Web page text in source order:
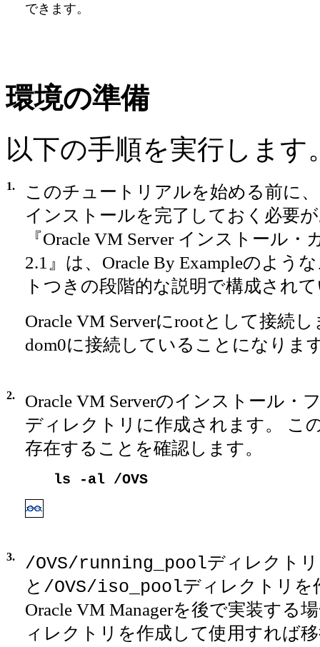
できます。
環境の準備
以下の手順を実行します
1.
このチュートリアルを始める前に、
インストールを完了しておく必要
『Oracle VM Server インストール
2.1』は、Oracle By Exampleのよう
トつきの段階的な説明で構成され
Oracle VM Serverにrootとして接続
dom0に接続していることになりま
2.
Oracle VM Serverのインストール・
ディレクトリに作成されます。 こ
存在することを確認します。
ls -al /OVS
3. /OVS/running_poolディレクトリ
と /OVS/iso_poolディレクトリを
Oracle VM Managerを後で実装する
ィレクトリを作成して使用すれば